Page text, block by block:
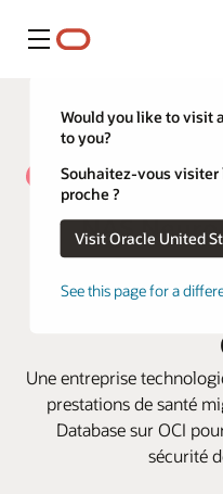
Menu
Would you like to visit
to you?
Souhaitez-vous visiter
proche ?
Visit Oracle
See this page for a
NAS
efficacité
une
Une entreprise
prestations de santé
Database sur OCI
sécurité